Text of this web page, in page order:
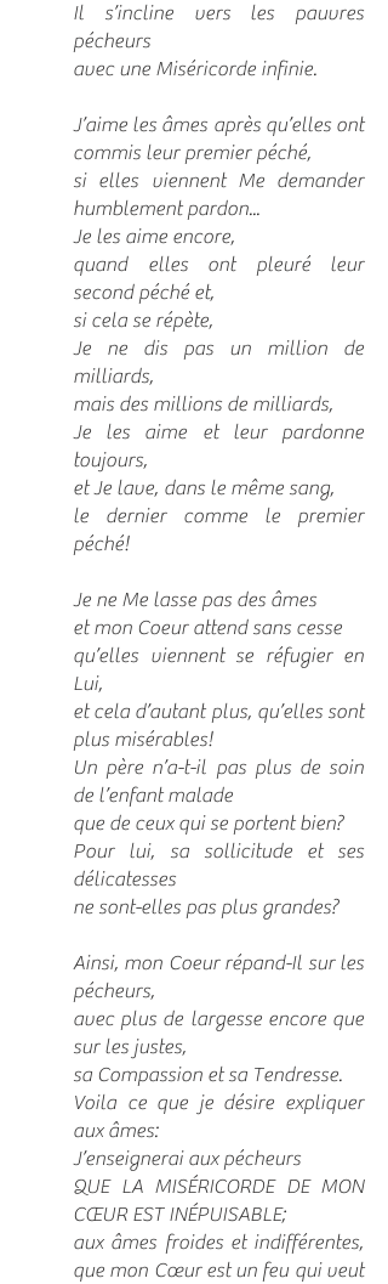
Il s’incline vers les pauvres
pécheurs
avec une Miséricorde infinie.
J’aime les âmes après qu’elles ont
commis leur premier péché,
si elles viennent Me demander
humblement pardon...
Je les aime encore,
quand elles ont pleuré leur
second péché et,
si cela se répète,
Je ne dis pas un million de
milliards,
mais des millions de milliards,
Je les aime et leur pardonne
toujours,
et Je lave, dans le même sang,
le dernier comme le premier
péché!
Je ne Me lasse pas des âmes
et mon Coeur attend sans cesse
qu’elles viennent se réfugier en
Lui,
et cela d’autant plus, qu’elles sont
plus misérables!
Un père n’a-t-il pas plus de soin
de l’enfant malade
que de ceux qui se portent bien?
Pour lui, sa sollicitude et ses
délicatesses
ne sont-elles pas plus grandes?
Ainsi, mon Coeur répand-Il sur les
pécheurs,
avec plus de largesse encore que
sur les justes,
sa Compassion et sa Tendresse.
Voila ce que je désire expliquer
aux âmes:
J’enseignerai aux pécheurs
QUE LA MISÉRICORDE DE MON
CŒUR EST INÉPUISABLE;
aux âmes froides et indifférentes,
que mon Cœur est un feu qui veut